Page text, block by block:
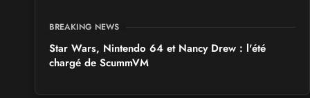
BREAKING NEWS
Star Wars, Nintendo 64 et Nancy Drew : l'été
chargé de ScummVM